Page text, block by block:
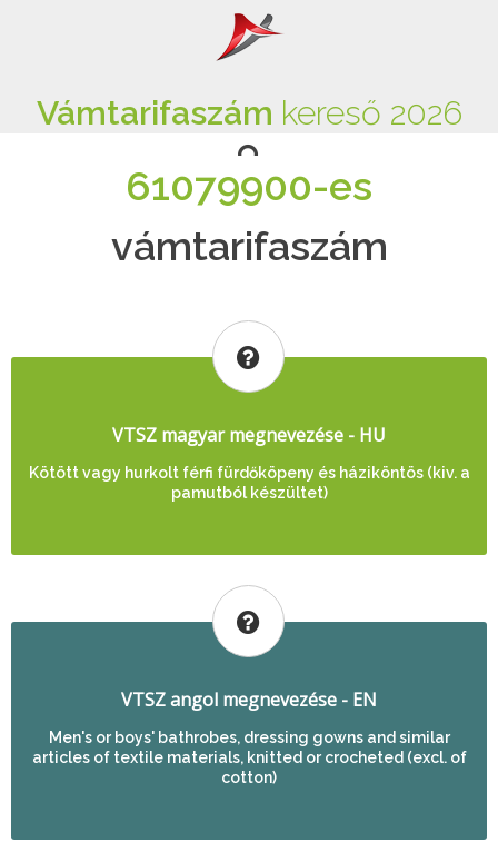
Vámtarifaszám kereső 2026
61079900-es
vámtarifaszám
VTSZ magyar megnevezése - HU
Kötött vagy hurkolt férfi fürdőköpeny és háziköntös (kiv. a
pamutból készültet)
VTSZ angol megnevezése - EN
Men's or boys' bathrobes, dressing gowns and similar
articles of textile materials, knitted or crocheted (excl. of
cotton)